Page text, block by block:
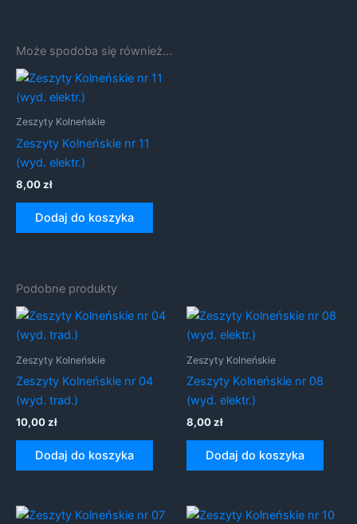
Może spodoba się również…
Zeszyty Kolneńskie
Zeszyty Kolneńskie nr 11
(wyd. elektr.)
8,00zł
Dodaj do koszyka
Podobne produkty
Zeszyty Kolneńskie
Zeszyty Kolneńskie nr 04
(wyd. trad.)
10,00zł
Dodaj do koszyka
Zeszyty Kolneńskie
Zeszyty Kolneńskie nr 08
(wyd. elektr.)
8,00zł
Dodaj do koszyka